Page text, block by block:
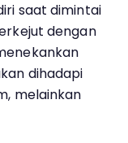
saat dimintai
dengan
dihadapi
melainkan